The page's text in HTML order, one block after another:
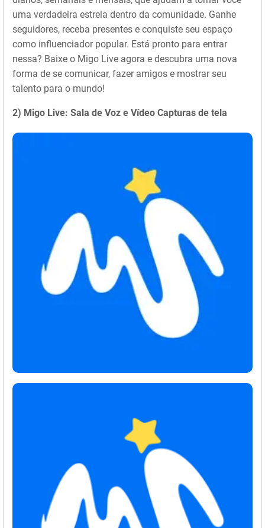
uma verdadeira estrela dentro da comunidade. Ganhe
seguidores, receba presentes e conquiste seu espaço
como influenciador popular. Está pronto para entrar
nessa? Baixe o Migo Live agora e descubra uma nova
forma de se comunicar, fazer amigos e mostrar seu
talento para o mundo!
2) Migo Live: Sala de Voz e Vídeo Capturas de tela